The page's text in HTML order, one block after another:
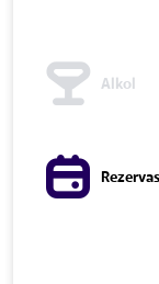
Alkol